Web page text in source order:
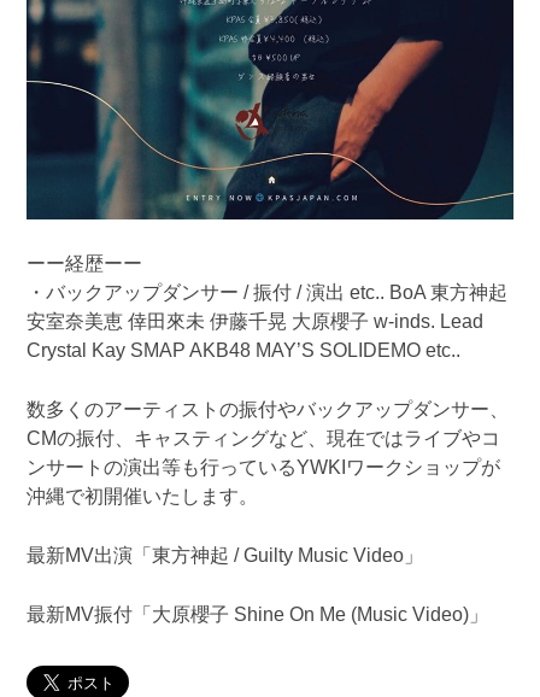
ーー経歴ーー
・バックアップダンサー / 振付 / 演出 etc.. BoA 東方神起
安室奈美恵 倖田來未 伊藤千晃 大原櫻子 w-inds. Lead
Crystal Kay SMAP AKB48 MAY’S SOLIDEMO etc..
数多くのアーティストの振付やバックアップダンサー、
CMの振付、キャスティングなど、現在ではライブやコ
ンサートの演出等も行っているYWKIワークショップが
沖縄で初開催いたします。
最新MV出演「東方神起 / Guilty Music Video」
最新MV振付「大原櫻子 Shine On Me (Music Video)」